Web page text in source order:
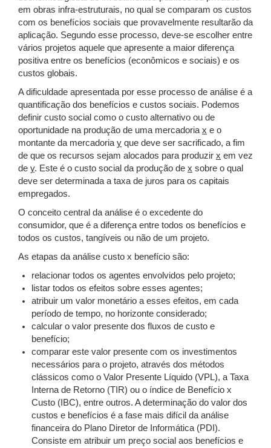
em obras infra-estruturais, no qual se comparam os custos
com os benefícios sociais que provavelmente resultarão da
aplicação. Segundo esse processo, deve-se escolher entre
vários projetos aquele que apresente a maior diferença
positiva entre os benefícios (econômicos e sociais) e os
custos globais.
A dificuldade apresentada por esse processo de análise é a
quantificação dos benefícios e custos sociais. Podemos
definir custo social como o custo alternativo ou de
oportunidade na produção de uma mercadoria x e o
montante da mercadoria y que deve ser sacrificado, a fim
de que os recursos sejam alocados para produzir x em vez
de y. Este é o custo social da produção de x sobre o qual
deve ser determinada a taxa de juros para os capitais
empregados.
O conceito central da análise é o excedente do
consumidor, que é a diferença entre todos os benefícios e
todos os custos, tangíveis ou não de um projeto.
As etapas da análise custo x benefício são:
relacionar todos os agentes envolvidos pelo projeto;
listar todos os efeitos sobre esses agentes;
atribuir um valor monetário a esses efeitos, em cada
período de tempo, no horizonte considerado;
calcular o valor presente dos fluxos de custo e
benefício;
comparar este valor presente com os investimentos
necessários para o projeto, através dos métodos
clássicos como o Valor Presente Líquido (VPL), a Taxa
Interna de Retorno (TIR) ou o índice de Benefício x
Custo (IBC), entre outros. A determinação do valor dos
custos e benefícios é a fase mais difícil da análise
financeira do Plano Diretor de Informática (PDI).
Consiste em atribuir um preço social aos benefícios e